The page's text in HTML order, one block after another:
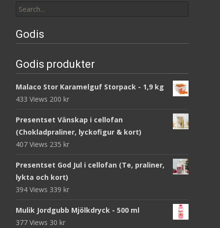
for:
Godis
Godis produkter
Malaco Stor Karamelguf Storpack - 1,9 kg
433 Views 200 kr
Presentset Vänskap i cellofan
(Chokladpraliner, lyckofigur & kort)
407 Views 235 kr
Presentset God Jul i cellofan (Te, praliner,
lykta och kort)
394 Views 339 kr
Mulik Jordgubb Mjölkdryck - 500 ml
377 Views 30 kr